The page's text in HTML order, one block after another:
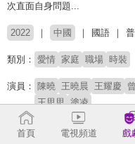
次直面自身問題...
2022 中國 國語
類別： 愛情 家庭 職場 時裝
演員： 陳曉 王曉晨 王耀慶
王思思 塗凌
導演：
首頁 電視頻道 戲